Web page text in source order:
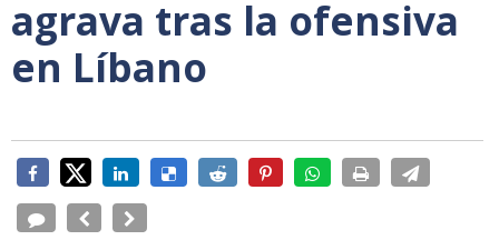
agrava tras la ofensiva
en Líbano